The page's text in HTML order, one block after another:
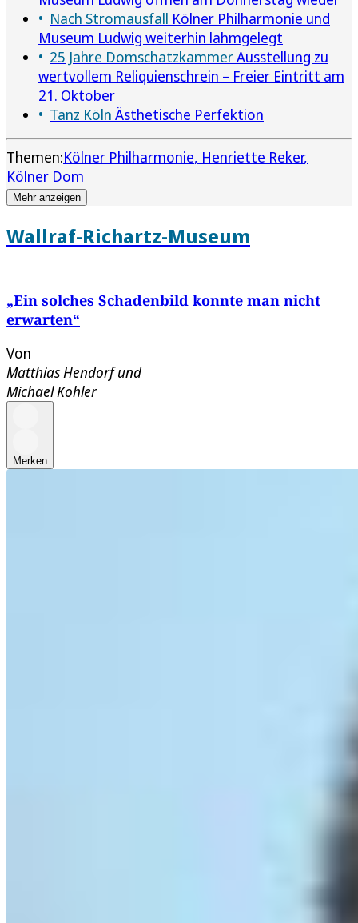
Nach Stromausfall Kölner Philharmonie und
Museum Ludwig weiterhin lahmgelegt
25 Jahre DomschatzkammerAusstellung zu
wertvollem Reliquienschrein – Freier Eintritt am
21. Oktober
Tanz Köln Ästhetische Perfektion
Themen:Kölner Philharmonie Henriette Reker
Kölner Dom
Mehr anzeigen
Wallraf-Richartz-Museum
„Ein solches Schadenbild konnte man nicht
erwarten“
Von
Matthias Hendorfund
Michael Kohler
Merken